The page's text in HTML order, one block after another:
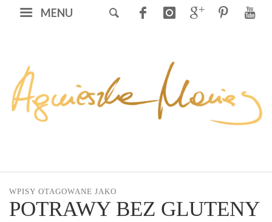
MENU
WPISY OTAGOWANE JAKO
POTRAWY BEZ GLUTENY